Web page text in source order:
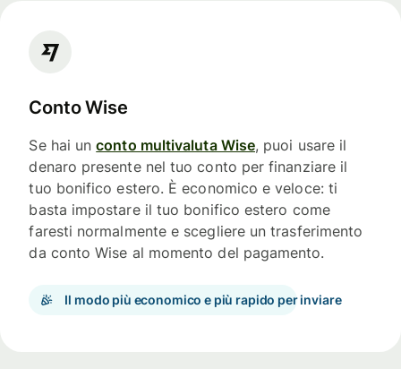
Conto Wise
Se hai unconto multivaluta Wise, puoi usare il
denaro presente nel tuo conto per finanziare il
tuo bonifico estero. È economico e veloce: ti
basta impostare il tuo bonifico estero come
faresti normalmente e scegliere un trasferimento
da conto Wise al momento del pagamento.
Il modo più economico e più rapido per inviare